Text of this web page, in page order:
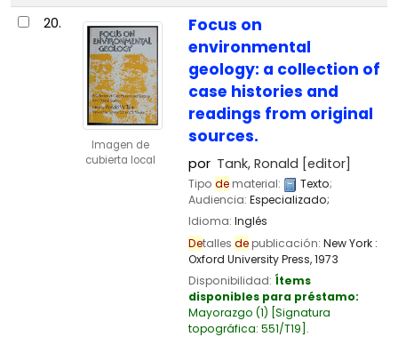
20.
Imagen de
cubierta local
Focus on
environmental
geology: a collection of
case histories and
readings from original
sources.
por Tank, Ronald [editor]
Tipo dematerial: Texto;
Audiencia: Especializado;
Idioma: Inglés
Detalles depublicación: New York :
Oxford University Press,1973
Disponibilidad: Ítems
disponibles para préstamo:
Mayorazgo (1) Signatura
topográfica: 551/T19 .